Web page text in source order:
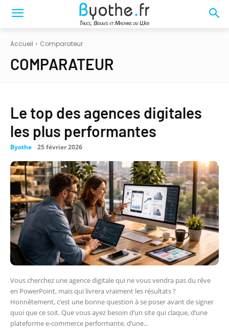
Accueil Comparateur
COMPARATEUR
Le top des agences digitales
les plus performantes
Byothe -25 février 2026
Vous cherchez une agence digitale qui ne vous vendra pas du rêve
en PowerPoint, mais qui livrera vraiment les résultats ?
Honnêtement, c’est une bonne question à se poser avant de signer
quoi que ce soit. Que vous ayez besoin d’un site qui claque, d’une
plateforme e-commerce performante, d’une...